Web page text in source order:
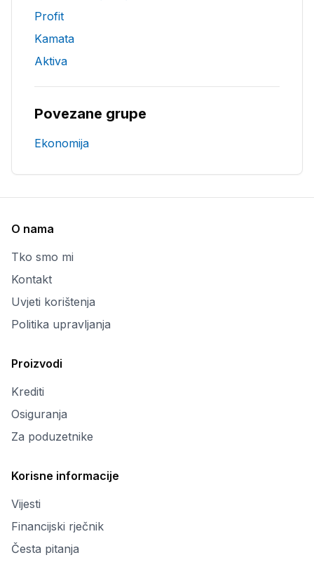
Profit
Kamata
Aktiva
Povezane grupe
Ekonomija
O nama
Tko smo mi
Kontakt
Uvjeti korištenja
Politika upravljanja
Proizvodi
Krediti
Osiguranja
Za poduzetnike
Korisne informacije
Vijesti
Financijski rječnik
Česta pitanja